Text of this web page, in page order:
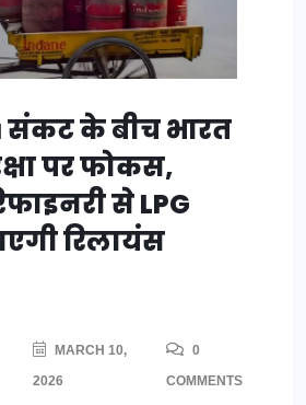
संकट के बीच भारत
पर फोकस,
से LPG
रिलायंस
MARCH 10,
2026
0
COMMENTS